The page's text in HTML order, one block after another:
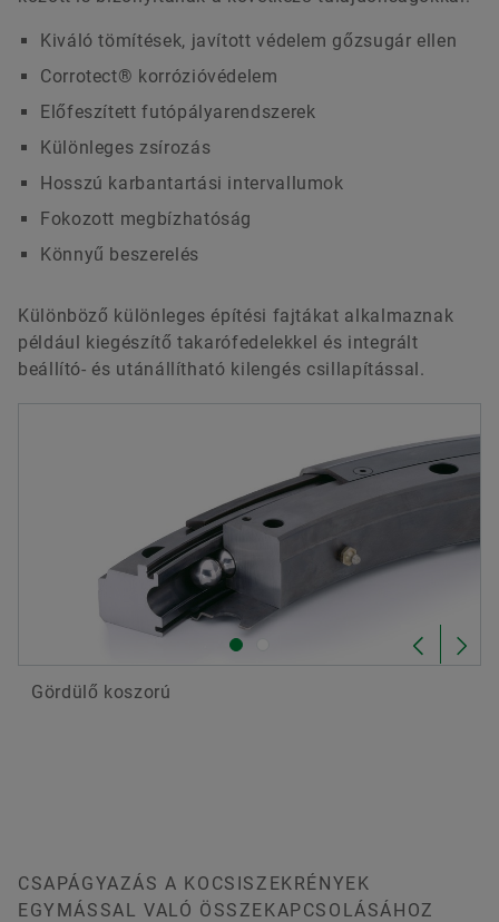
Kiváló tömítések, javított védelem gőzsugár ellen
Corrotect® korrózióvédelem
Előfeszített futópályarendszerek
Különleges zsírozás
Hosszú karbantartási intervallumok
Fokozott megbízhatóság
Könnyű beszerelés
Különböző különleges építési fajtákat alkalmaznak
például kiegészítő takarófedelekkel és integrált
beállító- és utánállítható kilengés csillapítással.
Gördülő koszorú
CSAPÁGYAZÁS A KOCSISZEKRÉNYEK
EGYMÁSSAL VALÓ ÖSSZEKAPCSOLÁSÁHOZ